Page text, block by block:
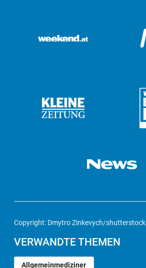
Copyright: Dmytro Zinkevych/shutterstock
VERWANDTE THEMEN
Allgemeinmediziner